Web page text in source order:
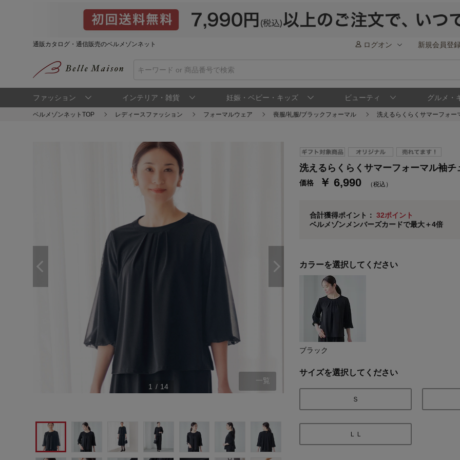
通販カタログ・通信販売のベルメゾンネット ログオン 新規会員登
ファッション インテリア・雑貨 妊娠・ベビー・キッズ ビューティ グルメ・
ベルメゾンネットTOP レディースファッション フォーマルウェア 喪服/礼服/ブラックフォーマル 洗えるらくらくサマーフォー
1 / 14
一覧
洗えるらくらくサマーフォーマル袖
価格 ￥ 6,990 （税込）
合計獲得ポイント：32ポイント
ベルメゾンメンバーズカードで最大＋4倍
さらにポイント還元最大16倍！
ベルメゾンご優待サービスについて ベ
通常商品送料無料 返品引取無料（JCBのみ）
※メンバーズカードの加算ポイントはステージ倍率
カラーを選択してください
ブラック
サイズを選択してください
Ｓ
ＬＬ